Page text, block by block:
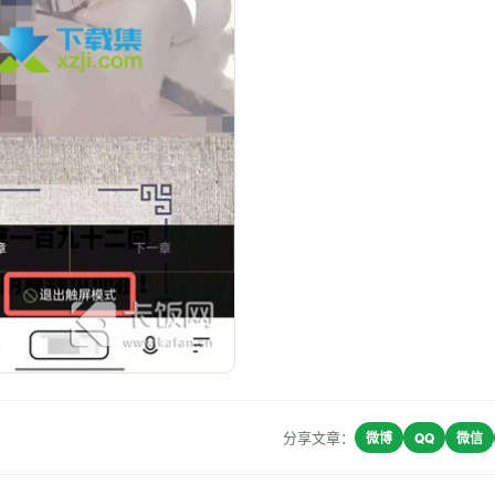
分享文章： 微博 QQ 微信